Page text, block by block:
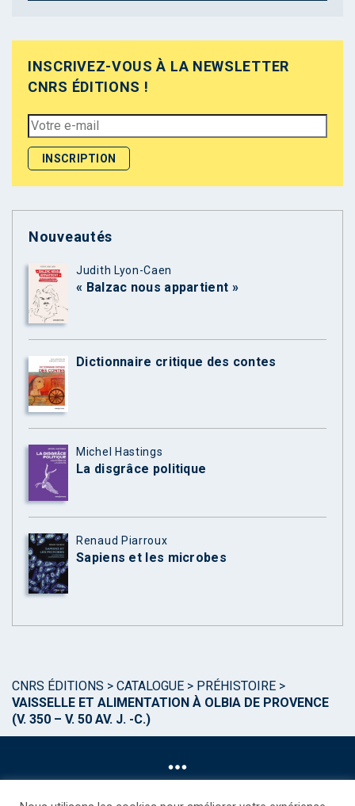
INSCRIVEZ-VOUS À LA NEWSLETTER
CNRS ÉDITIONS !
Nouveautés
Judith Lyon-Caen
« Balzac nous appartient »
Dictionnaire critique des contes
Michel Hastings
La disgrâce politique
Renaud Piarroux
Sapiens et les microbes
CNRS ÉDITIONS > CATALOGUE > PRÉHISTOIRE >
VAISSELLE ET ALIMENTATION À OLBIA DE PROVENCE
(V. 350 – V. 50 AV. J. -C.)